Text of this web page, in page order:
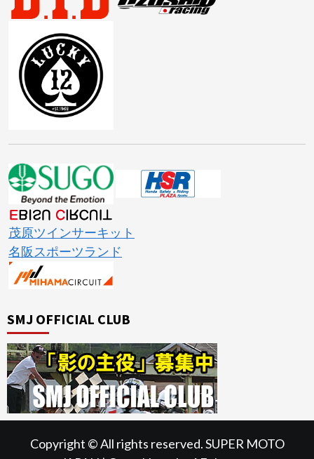
茂原ツインサーキット
名阪スポーツランド
SMJ OFFICIAL CLUB
Copyright © All rights reserved. SUPER MOTO